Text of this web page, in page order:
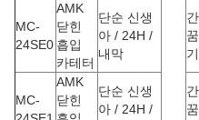
MC-
24SE0
AMK
닫힌
흡입
카테터
단순 신생
아 / 24H /
내막
MC-
AMK
닫힌
단순 신생
아 / 24H /